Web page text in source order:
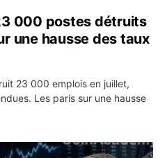
000 postes détruits
une hausse des taux
23 000 emplois en juillet,
Les paris sur une hausse
des euros sans prévenir la